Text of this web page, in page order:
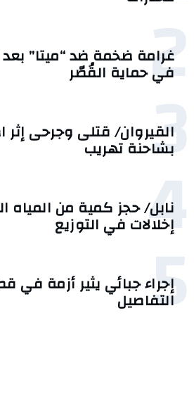
2
غرامة ضخمة ضد “ميتا” بعد
في حماية القُصّر
3
القيروان/ قتلى وجرحى إثر
بشاحنة تهريب
4
نابل/ حجز كمية من المياه
إخلالات في التوزيع
5
إجراء جبائي يثير أزمة في
التفاصيل